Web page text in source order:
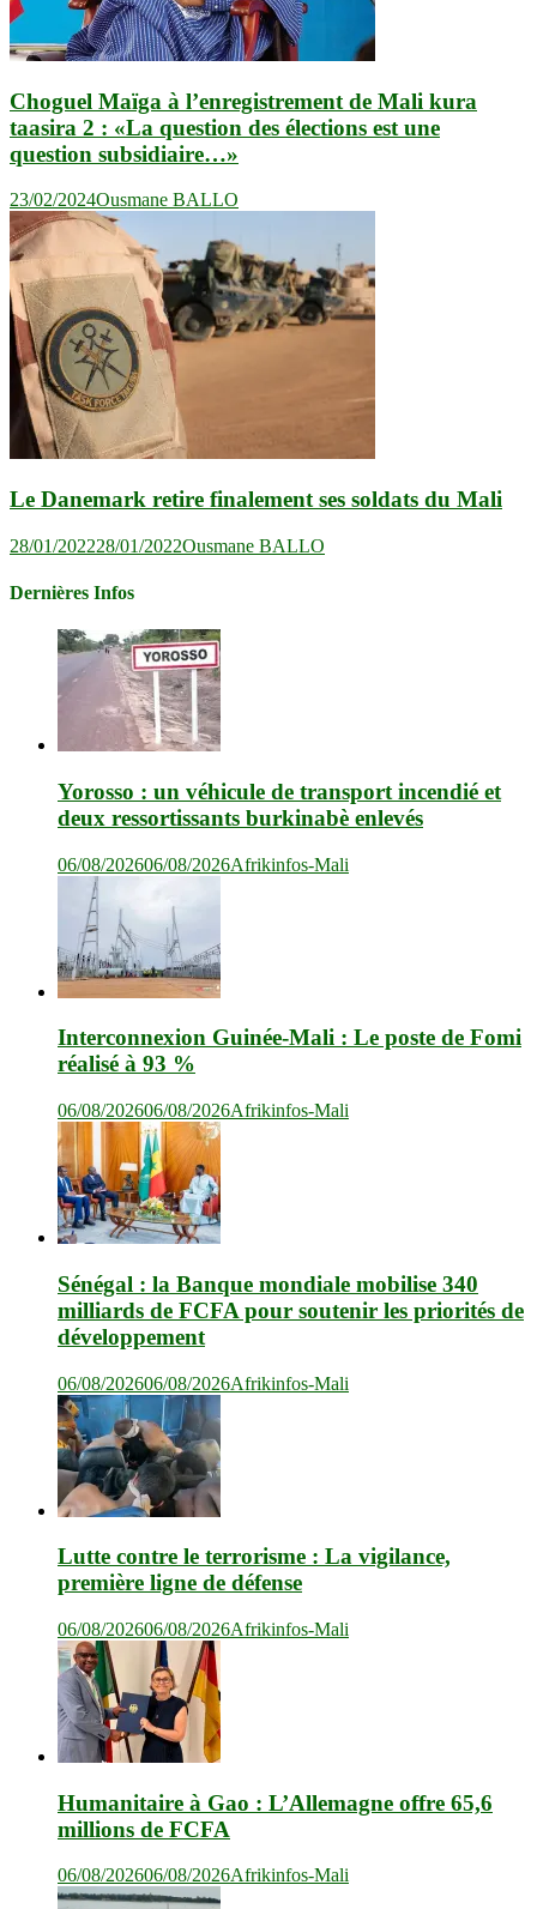
Choguel Maïga à l’enregistrement de Mali kura
taasira 2 : «La question des élections est une
question subsidiaire…»
23/02/2024Ousmane BALLO
Le Danemark retire finalement ses soldats du Mali
28/01/202228/01/2022Ousmane BALLO
Dernières Infos
Yorosso : un véhicule de transport incendié et
deux ressortissants burkinabè enlevés
06/08/202606/08/2026Afrikinfos-Mali
Interconnexion Guinée-Mali : Le poste de Fomi
réalisé à 93 %
06/08/202606/08/2026Afrikinfos-Mali
Sénégal : la Banque mondiale mobilise 340
milliards de FCFA pour soutenir les priorités de
développement
06/08/202606/08/2026Afrikinfos-Mali
Lutte contre le terrorisme : La vigilance,
première ligne de défense
06/08/202606/08/2026Afrikinfos-Mali
Humanitaire à Gao : L’Allemagne offre 65,6
millions de FCFA
06/08/202606/08/2026Afrikinfos-Mali